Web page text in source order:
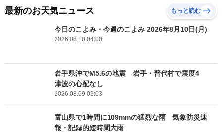
最新のお天気ニュース もっと読む
今日のこよみ・今週のこよみ 2026年8月10日(月)
2026.08.10 04:00
岩手県沖でM5.6の地震 岩手・普代村で震度4
津波の心配なし
2026.08.09 03:03
富山県で1時間に109mmの猛烈な雨 気象防災速
報・記録的短時間大雨